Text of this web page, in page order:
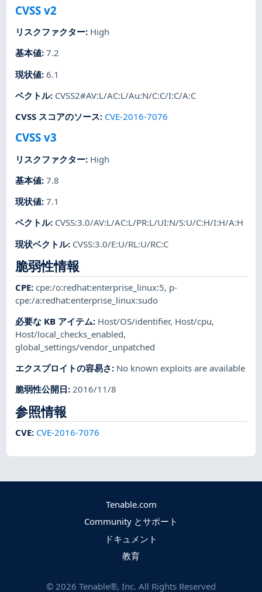
CVSS v2
リスクファクター: High
基本値:7.2
現状値:6.1
ベクトル: CVSS2#AV:L/AC:L/Au:N/C:C/I:C/A:C
CVSS スコアのソース: CVE-2016-7076
CVSS v3
リスクファクター: High
基本値:7.8
現状値:7.1
ベクトル: CVSS:3.0/AV:L/AC:L/PR:L/UI:N/S:U/C:H/I:H/A:H
現状ベクトル: CVSS:3.0/E:U/RL:U/RC:C
脆弱性情報
CPE:cpe:/o:redhat:enterprise_linux:5, p-
cpe:/a:redhat:enterprise_linux:sudo
必要な KB アイテム: Host/OS/identifier, Host/cpu,
Host/local_checks_enabled,
global_settings/vendor_unpatched
エクスプロイトの容易さ: No known exploits are available
脆弱性公開日:2016/11/8
参照情報
CVE: CVE-2016-7076
Tenable.com
Community とサポート
ドキュメント
教育
© 2026 Tenable®, Inc. All Rights Reserved